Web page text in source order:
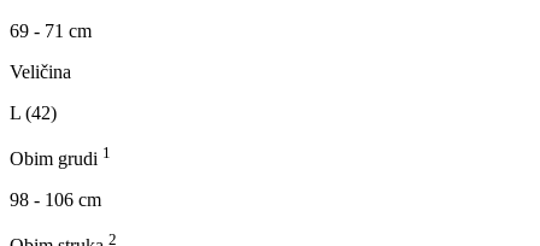
69 - 71 cm
Veličina
L (42)
Obim grudi 1
98 - 106 cm
2